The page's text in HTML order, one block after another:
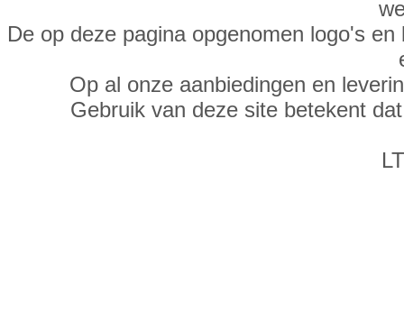
De op deze pagina opgenomen logo's
Op al onze aanbiedingen en
Gebruik van deze site betekent